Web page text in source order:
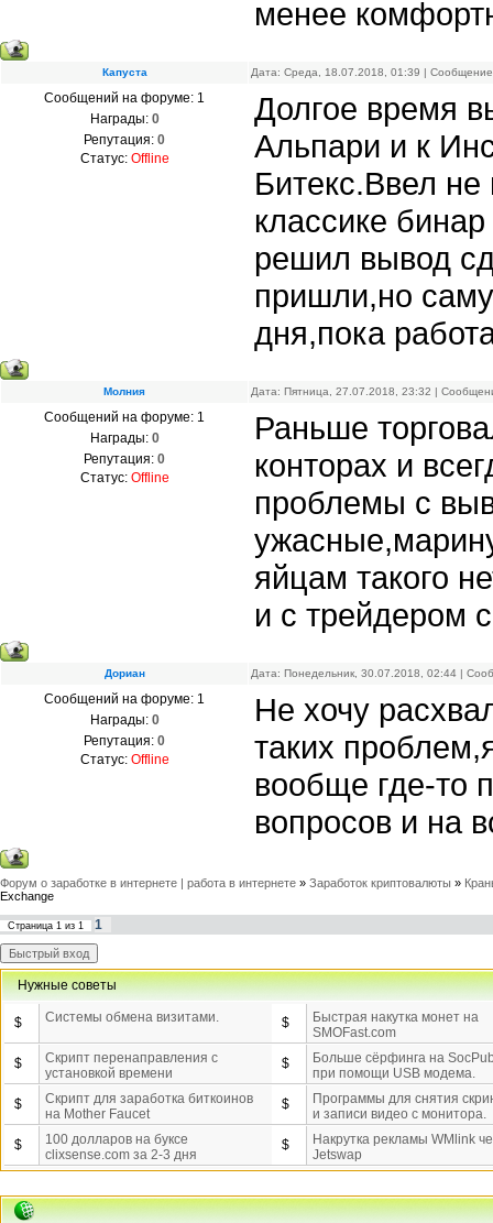
менее
Капуста Дата: Среда, 18.07.2018, 01:39 |
Сообщений на форуме: 1
Награды: 0
Репутация: 0
Статус: Offline
Долгое время
Альпари и к
Битекс.Ввел не
классике
решил вывод
пришли,но
дня,пока
Молния Дата: Пятница, 27.07.2018, 23:32 |
Сообщений на форуме: 1
Награды: 0
Репутация: 0
Статус: Offline
Раньше
конторах и
проблемы с
яйцам такого
и с трейдером
Дориан Дата: Понедельник, 30.07.2018, 02:44 |
Сообщений на форуме: 1
Награды: 0
Репутация: 0
Статус: Offline
Не хочу
таких
вообще где-то
вопросов и на
Форум о заработке в интернете | работа в интернете » Заработок криптовалюты »
Exchange
Страница 1 из 1 1
Нужные советы
$ Системы обмена визитами. $
Быстрая накутка монет на
SMOFast.com
$
Скрипт перенаправления с
установкой времени
$
Больше сёрфинга на
при помощи USB модема.
$
Скрипт для заработка биткоинов
на Mother Faucet
$
Программы для снятия
и записи видео с монитора.
$
100 долларов на буксе
clixsense.com за 2-3 дня
$
Накрутка рекламы WMlink
Jetswap